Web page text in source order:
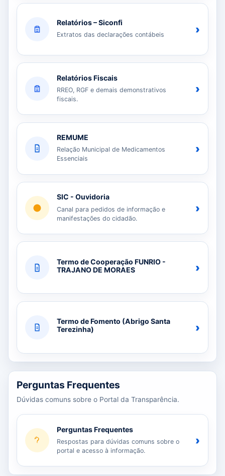
Relatórios – Siconfi
Extratos das declarações contábeis ›
Relatórios Fiscais
RREO, RGF e demais demonstrativos
fiscais.
›
REMUME
Relação Municipal de Medicamentos
Essenciais
›
SIC - Ouvidoria
Canal para pedidos de informação e
manifestações do cidadão.
›
Termo de Cooperação FUNRIO -
TRAJANO DE MORAES
›
Termo de Fomento (Abrigo Santa
Terezinha)
›
Perguntas Frequentes
Dúvidas comuns sobre o Portal da Transparência.
Perguntas Frequentes
Respostas para dúvidas comuns sobre o
portal e acesso à informação.
›